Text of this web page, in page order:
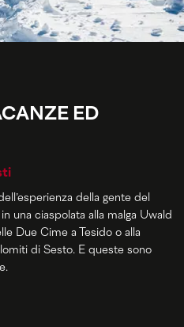
ED
della gente del
una ciaspolata alla malga Uwald
Due Cime a Tesido o alla
di Sesto. E queste sono